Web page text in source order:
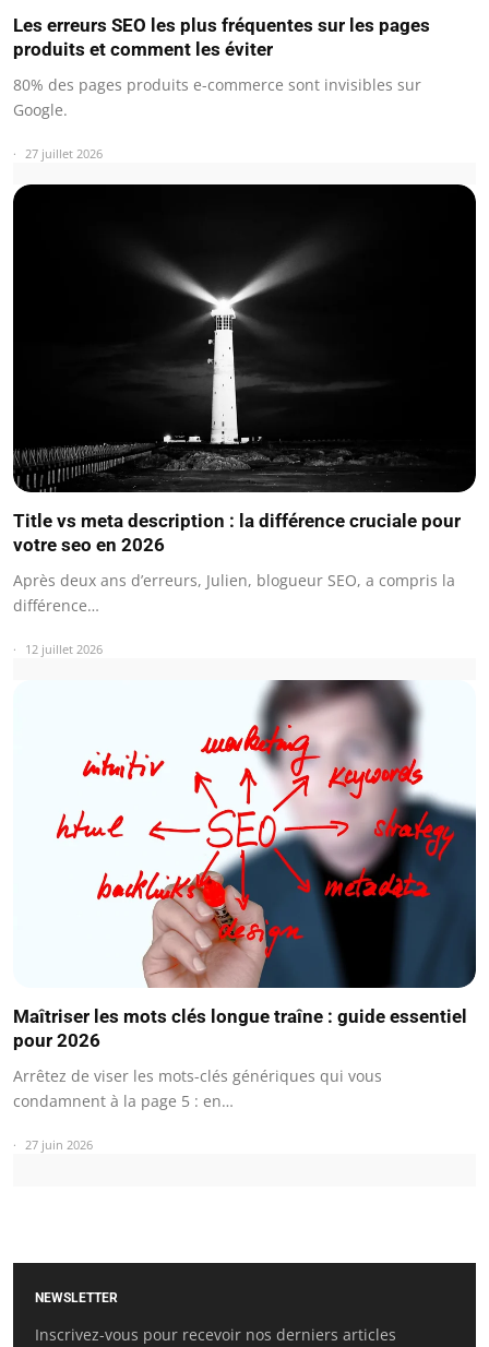
Les erreurs SEO les plus fréquentes sur les pages
produits et comment les éviter
80% des pages produits e-commerce sont invisibles sur
Google.
27 juillet 2026
Title vs meta description : la différence cruciale pour
votre seo en 2026
Après deux ans d’erreurs, Julien, blogueur SEO, a compris la
différence…
12 juillet 2026
Maîtriser les mots clés longue traîne : guide essentiel
pour 2026
Arrêtez de viser les mots-clés génériques qui vous
condamnent à la page 5 : en…
27 juin 2026
NEWSLETTER
Inscrivez-vous pour recevoir nos derniers articles